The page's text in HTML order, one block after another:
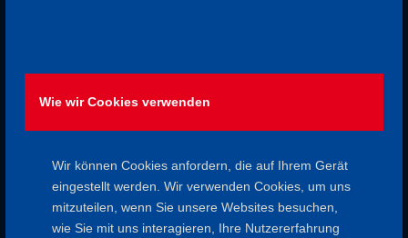
Wie wir Cookies verwenden
Wir können Cookies anfordern, die auf Ihrem Gerät
eingestellt werden. Wir verwenden Cookies, um uns
mitzuteilen, wenn Sie unsere Websites besuchen,
wie Sie mit uns interagieren, Ihre Nutzererfahrung
auf lauschigen Wald- und Weinbergwegen, lassen wir die
Rückweg auf dem Weinbergweg – bitte unbedingt
Start / Ende:
15:00 Uhr / ca. 17:30 Uhr Parkplatz am Bergschwimmbad